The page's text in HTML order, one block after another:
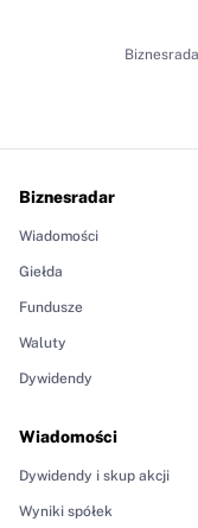
Biznesradar
Wiadomości
Giełda
Fundusze
Waluty
Dywidendy
Wiadomości
Dywidendy i skup akcji
Wyniki spółek